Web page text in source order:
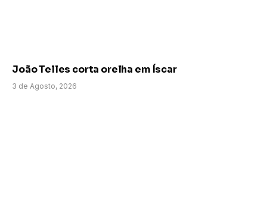
João Telles corta orelha em Íscar
3 de Agosto, 2026